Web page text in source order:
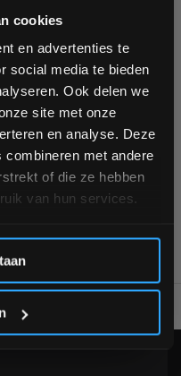
cookies
en advertenties te
social media te bieden
Ook delen we
site met onze
en analyse. Deze
combineren met andere
of die ze hebben
van hun services.
je volgende
om op de hoogte te
deals en meer
op je eerstvolgende
😀
de korting